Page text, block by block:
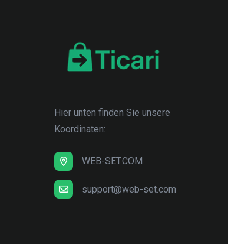
Hier unten finden Sie unsere
Koordinaten:
WEB-SET.COM
support@web-set.com